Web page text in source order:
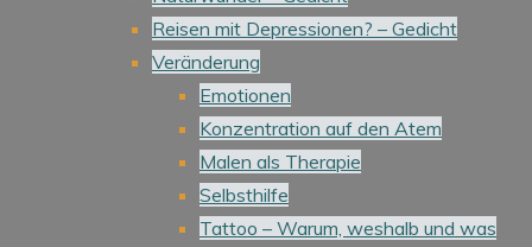
Reisen mit Depressionen? – Gedicht
Veränderung
Emotionen
Konzentration auf den Atem
Malen als Therapie
Selbsthilfe
Tattoo – Warum, weshalb und was